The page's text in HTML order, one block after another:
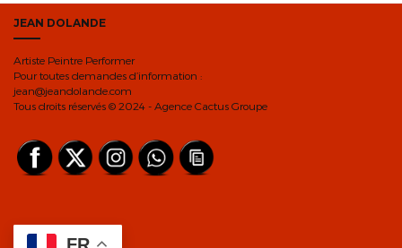
JEAN DOLANDE
Artiste Peintre Performer
Pour toutes demandes d’information :
jean@jeandolande.com
Tous droits réservés © 2024 - Agence Cactus Groupe